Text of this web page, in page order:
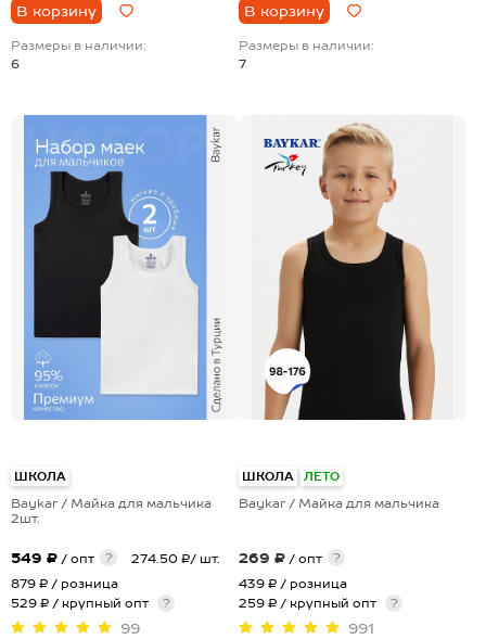
В корзину
Размеры в наличии:
6
В корзину
Размеры в наличии:
7
ШКОЛА
Baykar / Майка для мальчика
2шт.
549 ₽ / опт ?
274.50 ₽/ шт.
879 ₽ / розница
529 ₽ / крупный опт
?
99
ШКОЛА ЛЕТО
Baykar / Майка для мальчика
269 ₽ / опт
?
439 ₽ / розница
259 ₽ / крупный опт
?
991